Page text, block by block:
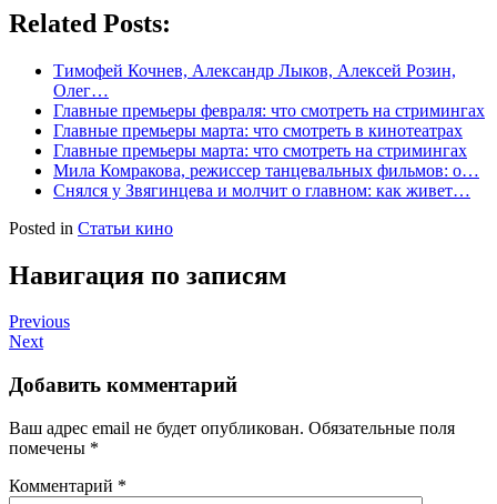
Related Posts:
Тимофей Кочнев, Александр Лыков, Алексей Розин,
Олег…
Главные премьеры февраля: что смотреть на стримингах
Главные премьеры марта: что смотреть в кинотеатрах
Главные премьеры марта: что смотреть на стримингах
Мила Комракова, режиссер танцевальных фильмов: о…
Снялся у Звягинцева и молчит о главном: как живет…
Posted in Статьи кино
Навигация по записям
Previous
Next
Добавить комментарий
Ваш адрес email не будет опубликован. Обязательные поля
помечены *
Комментарий *